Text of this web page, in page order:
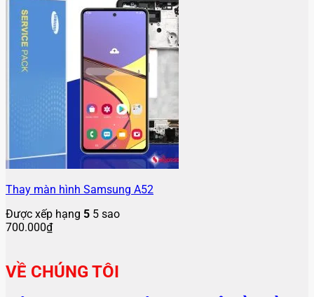
Thay màn hình Samsung A52
Được xếp hạng 5 5 sao
700.000₫
VỀ CHÚNG TÔI